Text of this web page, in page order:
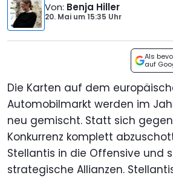
Von: Benja Hiller
20. Mai um15:35 Uhr
Als
auf
Die Karten auf dem
Automobilmarkt werden im
neu gemischt. Statt sich
Konkurrenz komplett
Stellantis in die Offensive und
strategische Allianzen.